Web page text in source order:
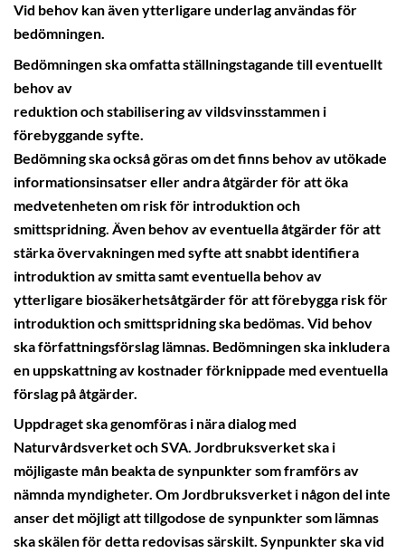
Vid behov kan även ytterligare underlag användas för
bedömningen.
Bedömningen ska omfatta ställningstagande till eventuellt
behov av
reduktion och stabilisering av vildsvinsstammen i
förebyggande syfte.
Bedömning ska också göras om det finns behov av utökade
informationsinsatser eller andra åtgärder för att öka
medvetenheten om risk för introduktion och
smittspridning. Även behov av eventuella åtgärder för att
stärka övervakningen med syfte att snabbt identifiera
introduktion av smitta samt eventuella behov av
ytterligare biosäkerhetsåtgärder för att förebygga risk för
introduktion och smittspridning ska bedömas. Vid behov
ska författningsförslag lämnas. Bedömningen ska inkludera
en uppskattning av kostnader förknippade med eventuella
förslag på åtgärder.
Uppdraget ska genomföras i nära dialog med
Naturvårdsverket och SVA. Jordbruksverket ska i
möjligaste mån beakta de synpunkter som framförs av
nämnda myndigheter. Om Jordbruksverket i någon del inte
anser det möjligt att tillgodose de synpunkter som lämnas
ska skälen för detta redovisas särskilt. Synpunkter ska vid